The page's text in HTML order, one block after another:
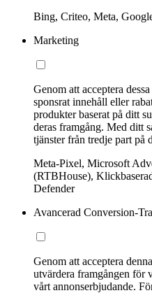
Bing, Criteo, Meta,
Marketing
Genom att acceptera
sponsrat innehåll eller
produkter baserat på ditt
deras framgång. Med ditt
tjänster från tredje part på
Meta-Pixel, Microsoft
(RTBHouse),
Defender
Avancerad Conversion-
Genom att acceptera
utvärdera framgången för
vårt annonserbjudande.